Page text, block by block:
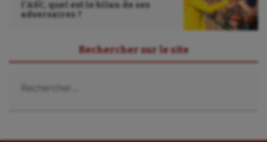
Sport-entreprise
l’ASC, quel est le bilan de ses
adversaires ?
Rechercher sur le site